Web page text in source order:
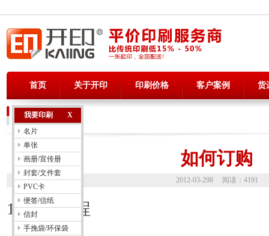
首页 关于开印 印刷价格 客户案例 货
新手上路
NEWBIE
如何订购
2012-03-298 阅读：4191
1.订购流程
我要印刷 X
名片
单张
画册/宣传册
封套/文件套
PVC卡
便签/信纸
信封
手挽袋/环保袋